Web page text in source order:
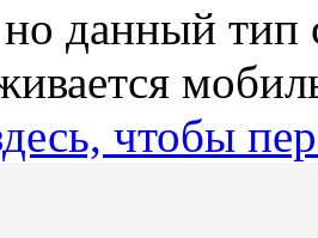
данный
чтобы